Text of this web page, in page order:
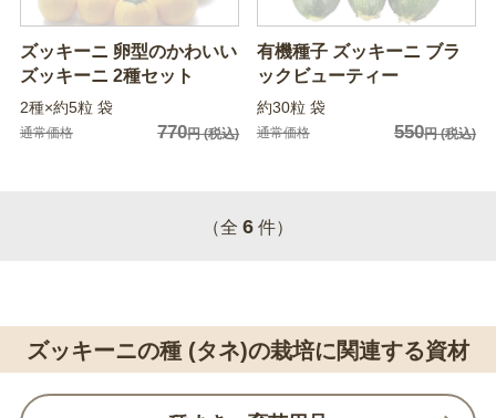
ズッキーニ 卵型のかわいい
ズッキーニ 2種セット
2種×約5粒 袋
通常価格 770円(税込)
有機種子 ズッキーニ ブラ
ックビューティー
約30粒 袋
通常価格 550円(税込)
（全 6 件）
ズッキーニの種 (タネ)の栽培に関連する資材